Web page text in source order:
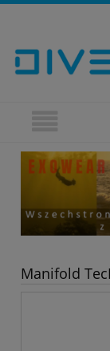
Manifold